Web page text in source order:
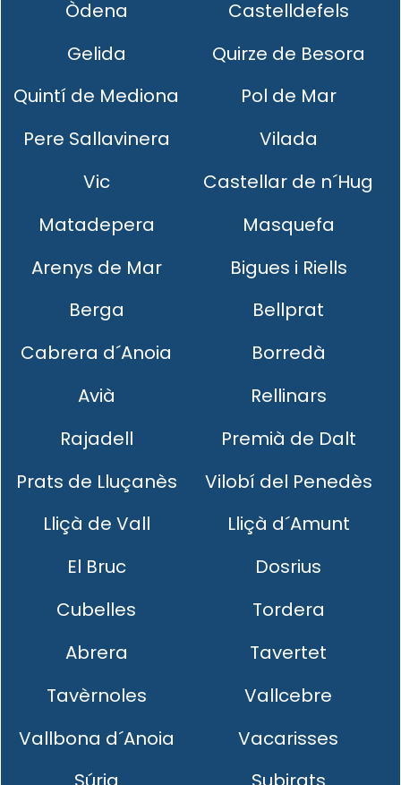
Òdena
Castelldefels
Gelida
Quirze de Besora
Quintí de Mediona
Pol de Mar
Pere Sallavinera
Vilada
Vic
Castellar de n´Hug
Matadepera
Masquefa
Arenys de Mar
Bigues i Riells
Berga
Bellprat
Cabrera d´Anoia
Borredà
Avià
Rellinars
Rajadell
Premià de Dalt
Prats de Lluçanès
Vilobí del Penedès
Lliçà de Vall
Lliçà d´Amunt
El Bruc
Dosrius
Cubelles
Tordera
Abrera
Tavertet
Tavèrnoles
Vallcebre
Vallbona d´Anoia
Vacarisses